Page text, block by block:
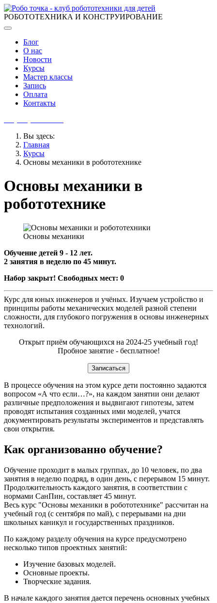
РОБОТОТЕХНИКА И КОНСТРУИРОВАНИЕ
Блог
О нас
Новости
Курсы
Мастер классы
Запись
Оплата
Контакты
Вы здесь:
Главная
Курсы
Основы механики в робототехнике
Основы механики в
робототехнике
Основы механики
Обучение детей 9 - 12 лет.
2 занятия в неделю по 45 минут.
Набор закрыт! Свободных мест: 0
Курс для юных инженеров и учёных. Изучаем устройство и
принципы работы механических моделей разной степени
сложности, для глубокого погружения в основы инженерных
технологий.
Открыт приём обучающихся на 2024-25 учебный год!
Пробное занятие - бесплатное!
Записаться
В процессе обучения на этом курсе дети постоянно задаются
вопросом «А что если…?», на каждом занятии они делают
различные предположения и выдвигают гипотезы, затем
проводят испытания созданных ими моделей, учатся
документировать результаты экспериментов и представлять
свои открытия.
Как организованно обучение?
Обучение проходит в малых группах, до 10 человек, по два
занятия в неделю подряд, в один день, с перерывом 15 минут.
Продолжительность каждого занятия, в соответствии с
нормами СанПин, составляет 45 минут.
Весь курс "Основы механики в робототехнике" рассчитан на
учебный год (с сентября по май), с перерывами на дни
школьных каникул и государственных праздников.
По каждому разделу обучения на курсе предусмотрено
несколько типов проектных занятий:
Изучение базовых моделей.
Основные проекты.
Творческие задания.
В начале каждого занятия дается перечень основных учебных